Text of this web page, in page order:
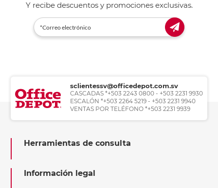
Y recibe descuentos y promociones exclusivas.
sclientessv@officedepot.com.sv
CASCADAS *+503 2243 0800 - +503 2231 9930
ESCALÓN *+503 2264 5219 - +503 2231 9940
VENTAS POR TELÉFONO *+503 2231 9939
Herramientas de consulta
Información legal